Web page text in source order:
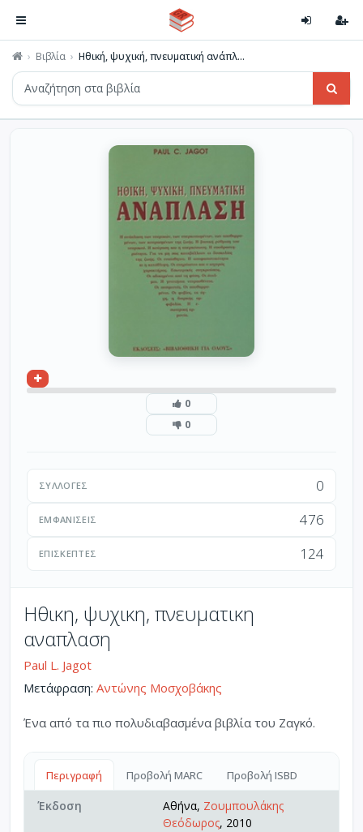
Βιβλία Ηθική, ψυχική, πνευματική ανάπλ...
0
0
ΣΥΛΛΟΓΈΣ 0
ΕΜΦΑΝΊΣΕΙΣ 476
ΕΠΙΣΚΈΠΤΕΣ 124
Ηθικη, ψυχικη, πνευματικη
αναπλαση
Paul L. Jagot
Μετάφραση: Αντώνης Μοσχοβάκης
Ένα από τα πιο πολυδιαβασμένα βιβλία του Ζαγκό.
Περιγραφή Προβολή MARC Προβολή ISBD
Έκδοση Αθήνα, Ζουμπουλάκης
Θεόδωρος, 2010